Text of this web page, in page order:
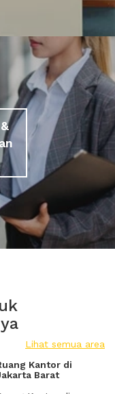
Lihat semua area
Kantor di
Barat